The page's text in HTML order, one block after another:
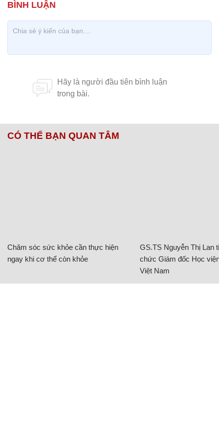
CÓ THỂ BẠN QUAN TÂM
Chăm sóc sức khỏe cần thực hiện
ngay khi cơ thể còn khỏe
GS.TS Nguyễn Thị Lan
chức Giám đốc Học
Việt Nam